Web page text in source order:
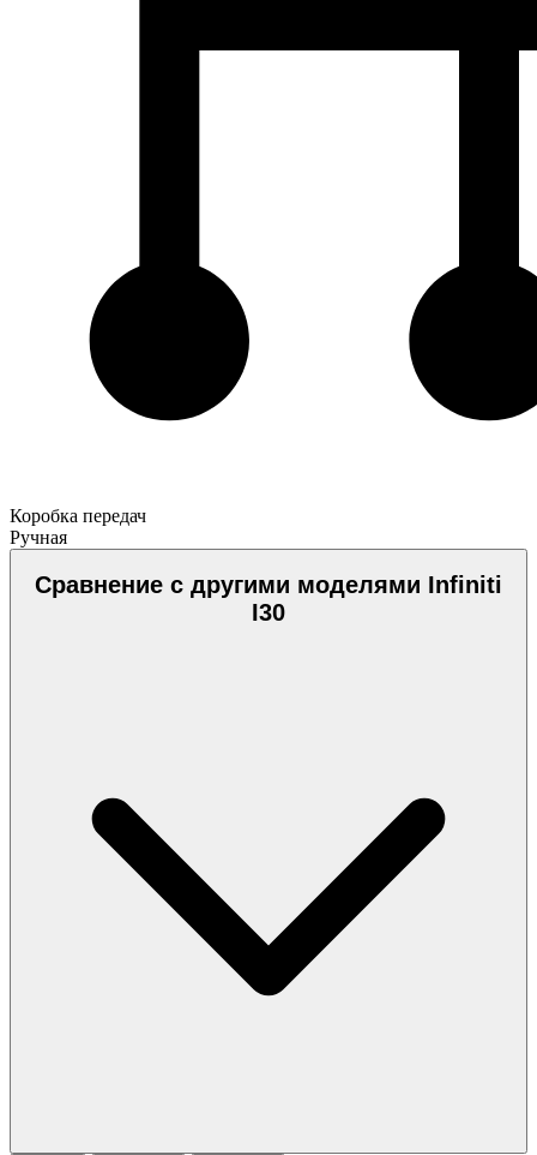
Коробка передач
Ручная
Сравнение с другими моделями Infiniti
I30